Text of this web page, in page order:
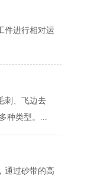
件进行相对运
刺、飞边去
种类型。...
通过砂带的高